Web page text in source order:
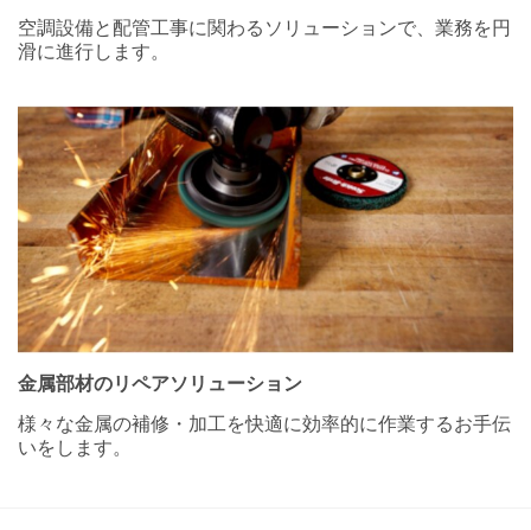
空調設備と配管工事に関わるソリューションで、業務を円
滑に進行します。
金属部材のリペアソリューション
様々な金属の補修・加工を快適に効率的に作業するお手伝
いをします。